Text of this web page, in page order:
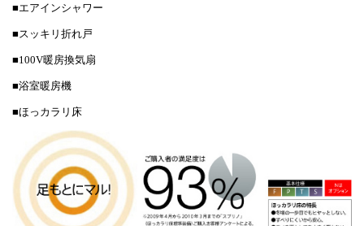
■エアインシャワー
■スッキリ折れ戸
■100V暖房換気扇
■浴室暖房機
■ほっカラリ床